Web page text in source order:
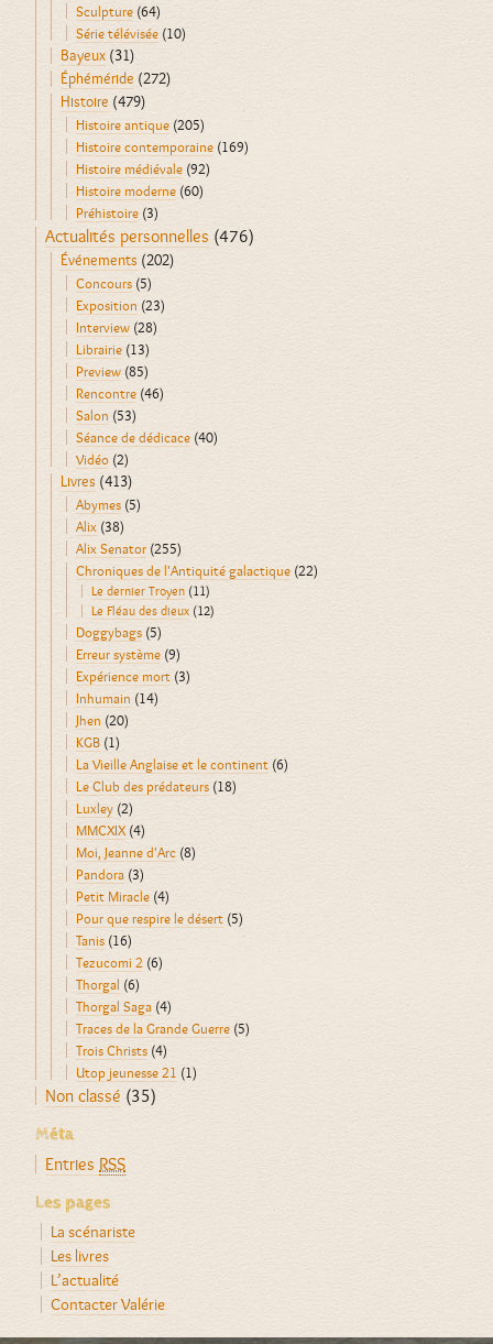
Sculpture (64)
Série télévisée (10)
Bayeux (31)
Éphéméride (272)
Histoire (479)
Histoire antique (205)
Histoire contemporaine (169)
Histoire médiévale (92)
Histoire moderne (60)
Préhistoire (3)
Actualités personnelles (476)
Événements (202)
Concours (5)
Exposition (23)
Interview (28)
Librairie (13)
Preview (85)
Rencontre (46)
Salon (53)
Séance de dédicace (40)
Vidéo (2)
Livres (413)
Abymes (5)
Alix (38)
Alix Senator (255)
Chroniques de l'Antiquité galactique (22)
Le dernier Troyen (11)
Le Fléau des dieux (12)
Doggybags (5)
Erreur système (9)
Expérience mort (3)
Inhumain (14)
Jhen (20)
KGB (1)
La Vieille Anglaise et le continent (6)
Le Club des prédateurs (18)
Luxley (2)
MMCXIX(4)
Moi, Jeanne d'Arc (8)
Pandora (3)
Petit Miracle (4)
Pour que respire le désert (5)
Tanis (16)
Tezucomi 2 (6)
Thorgal (6)
Thorgal Saga (4)
Traces de la Grande Guerre (5)
Trois Christs (4)
Utop jeunesse 21 (1)
Non classé (35)
Méta
Entries RSS
Les pages
La scénariste
Les livres
L’actualité
Contacter Valérie